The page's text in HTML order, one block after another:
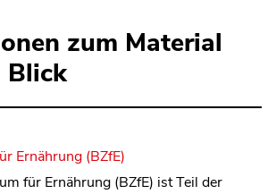
zum Material
Blick
Ernährung (BZfE)
für Ernährung (BZfE) ist Teil der